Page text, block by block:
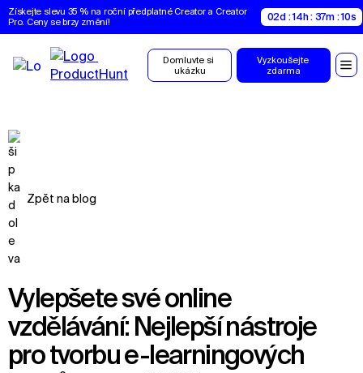
Získejte slevu 35 % na roční předplatné Creator a Creator
Pro. Ceny se brzy změní!
02d : 14h : 37m : 09s
Domluvte si
ukázku
Vyzkoušejte
zdarma
Zpět na blog
Vylepšete své online
vzdělávání: Nejlepší nástroje
pro tvorbu e-learningových